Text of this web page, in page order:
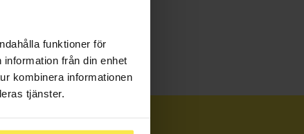
funktioner för
från din enhet
kombinera informationen
tjänster.